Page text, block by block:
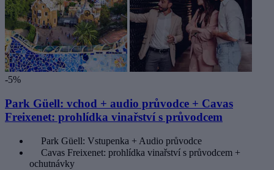
-5%
Park Güell: vchod + audio průvodce + Cavas
Freixenet: prohlídka vinařství s průvodcem
Park Güell: Vstupenka + Audio průvodce
Cavas Freixenet: prohlídka vinařství s průvodcem +
ochutnávky